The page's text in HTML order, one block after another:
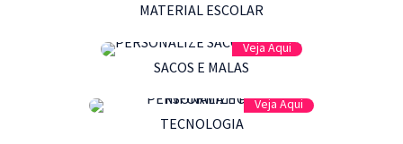
MATERIAL ESCOLAR
Veja Aqui
SACOS E MALAS
Veja Aqui
TECNOLOGIA